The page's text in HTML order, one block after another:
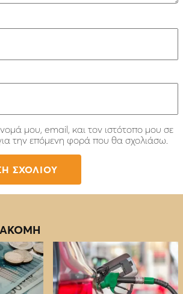
μου, email, και τον ιστότοπο μου σε
την επόμενη φορά που θα σχολιάσω.
ΑΚΟΜΗ